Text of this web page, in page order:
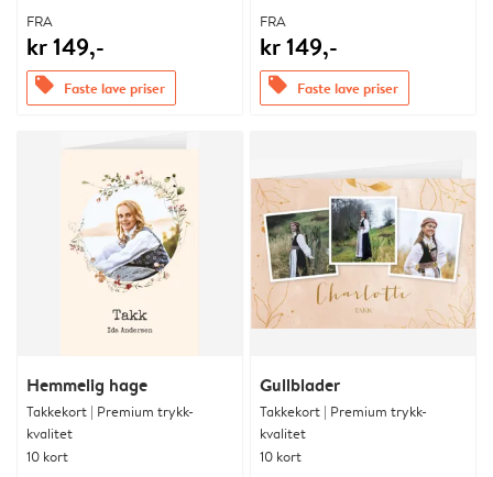
FRA
kr 149,-
offers Faste lave priser
FRA
kr 149,-
offers Faste lave priser
Hemmelig hage
Takkekort | Premium trykk-
kvalitet
10 kort
Gullblader
Takkekort | Premium trykk-
kvalitet
10 kort